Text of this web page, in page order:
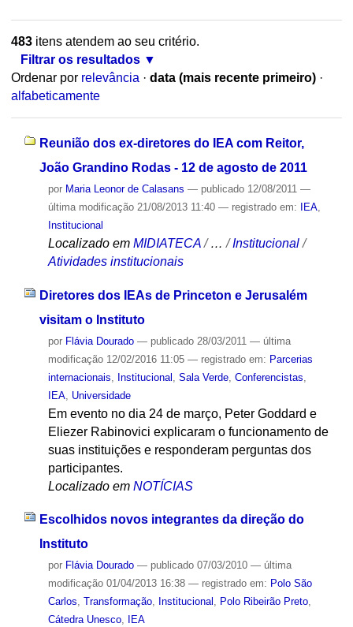
483itens atendem ao seu critério.
Filtrar os resultados
Ordenar por relevância · data (mais recente primeiro) ·
alfabeticamente
Reunião dos ex-diretores do IEA com Reitor,
João Grandino Rodas - 12 de agosto de 2011
por Maria Leonor de Calasans — publicado12/08/2011 —
última modificação21/08/2013 11:40 — registrado em: IEA,
Institucional
Localizado em MIDIATECA /…/Institucional /
Atividades institucionais
Diretores dos IEAs de Princeton e Jerusalém
visitam o Instituto
por Flávia Dourado — publicado28/03/2011 — última
modificação12/02/2016 11:05 — registrado em: Parcerias
internacionais
Institucional Sala Verde, Conferencistas
IEA, Universidade
Em evento no dia 24 de março, Peter Goddard e
Eliezer Rabinovici explicaram o funcionamento de
suas instituições e responderam perguntas dos
participantes.
Localizado em NOTÍCIAS
Escolhidos novos integrantes da direção do
Instituto
por Flávia Dourado — publicado07/03/2010 — última
modificação01/04/2013 16:38 — registrado em: Polo São
Carlos, Transformação, Institucional , Polo Ribeirão Preto,
Cátedra Unesco, IEA